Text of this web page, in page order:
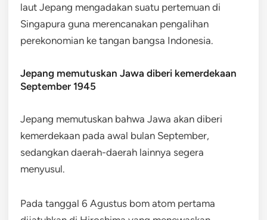
laut Jepang mengadakan suatu pertemuan di
Singapura guna merencanakan pengalihan
perekonomian ke tangan bangsa Indonesia.
Jepang memutuskan Jawa diberi kemerdekaan
September 1945
Jepang memutuskan bahwa Jawa akan diberi
kemerdekaan pada awal bulan September,
sedangkan daerah-daerah lainnya segera
menyusul.
Pada tanggal 6 Agustus bom atom pertama